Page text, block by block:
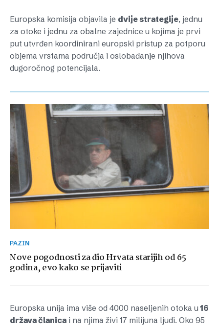
Europska komisija objavila je dvije strategije, jednu
za otoke i jednu za obalne zajednice u kojima je prvi
put utvrđen koordinirani europski pristup za potporu
objema vrstama područja i oslobađanje njihova
dugoročnog potencijala.
PAZIN
Nove pogodnosti za dio Hrvata starijih od 65
godina, evo kako se prijaviti
Europska unija ima više od 4000 naseljenih otoka u 16
država članica i na njima živi 17 milijuna ljudi. Oko 95